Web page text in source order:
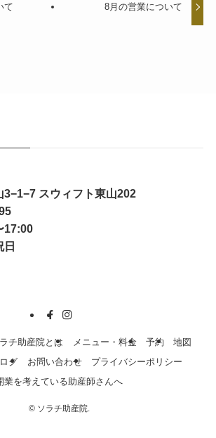
て 8月の営業について
3−1−7 スウィフト東山202
17:00
日
チ助産院とは メニュー・料金 予約
地図
グ お問い合わせ
プライバシーポリシー
業を考えている助産師さんへ
©ソラチ助産院.